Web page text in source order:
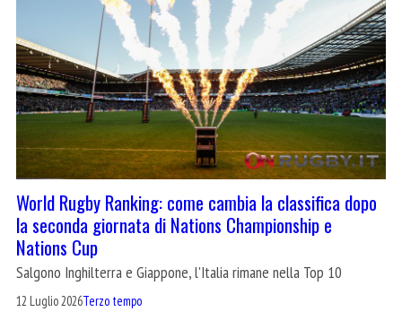
World Rugby Ranking: come cambia la classifica dopo
la seconda giornata di Nations Championship e
Nations Cup
Salgono Inghilterra e Giappone, l'Italia rimane nella Top 10
12 Luglio 2026Terzo tempo